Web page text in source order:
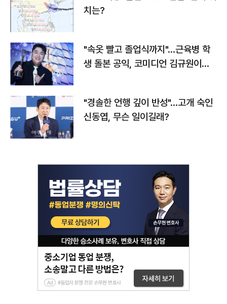
치는?
"속옷 빨고 졸업식까지"…근육병 학
생 돌본 공익, 코미디언 김규원이었
"경솔한 언행 깊이 반성"…고개 숙인
신동엽, 무슨 일이길래?